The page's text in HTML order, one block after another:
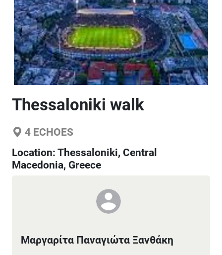
Thessaloniki walk
4 ECHOES
Location: Thessaloniki, Central
Macedonia, Greece
Μαργαρίτα Παναγιώτα Ξανθάκη